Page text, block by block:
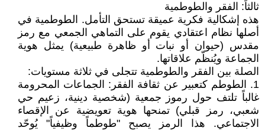
ثالثاً: الفقر والطوطمية
هذه إشكالية فكرية عميقة تستحق التأمل. الطوطمية في
أصلها نظام اعتقادي يقوم على التماهي الجمعي مع رمز
مقدس (حيوان أو نبات أو ظاهرة طبيعية) يمثل هوية
الجماعة ويُنظّم علاقاتها.
الصلة بين الفقر والطوطمية تتجلى في ثلاثة مستويات:
1. الطوطم كتعبير عن ثقافة الفقر: الجماعات المحرومة
غالباً تلتف حول رموز جمعية (شخصية دينية، زعيم حي
شعبي، رمز قبلي) تمنحها هوية تعويضية عن الإقصاء
الاجتماعي. هذا الرمز يصبح "طوطماً وظيفياً" يُوحّد